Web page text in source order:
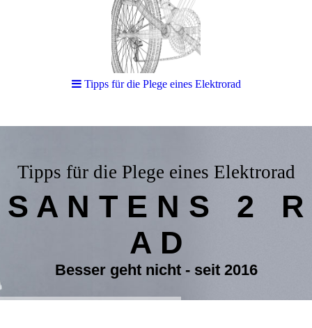
Tipps für die Plege eines Elektrorad
S A N T E N S 2 R
A D
Besser geht nicht - seit 2016
Tipps für die Plege eines Elektrorad